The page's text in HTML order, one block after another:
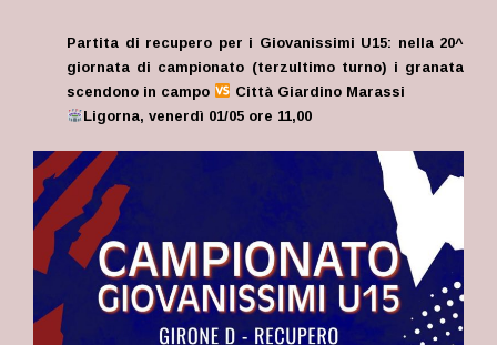
Partita di recupero per i Giovanissimi U15: nella 20^
giornata di campionato (terzultimo turno) i granata
scendono in campo
Città Giardino Marassi
Ligorna, venerdì 01/05 ore 11,00